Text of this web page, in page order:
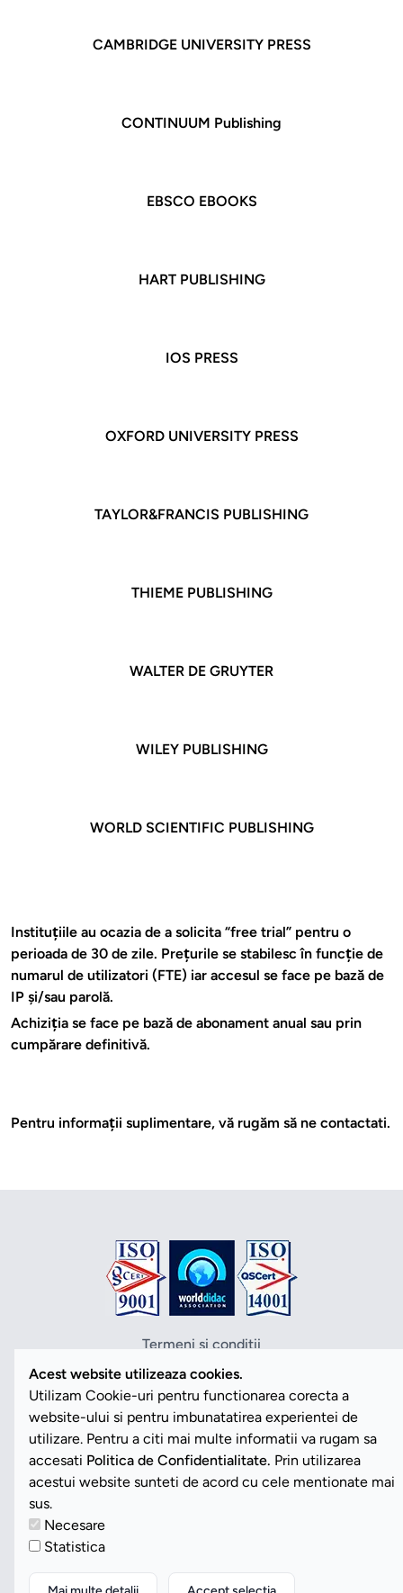
CAMBRIDGEUNIVERSITY PRESS
CONTINUUM Publishing
EBSCO EBOOKS
HART PUBLISHING
IOS PRESS
OXFORDUNIVERSITY PRESS
TAYLOR&FRANCIS PUBLISHING
THIEME PUBLISHING
WALTER DE GRUYTER
WILEY PUBLISHING
WORLD SCIENTIFIC PUBLISHING
Instituţiile au ocazia de a solicita “free trial” pentru o
perioada de 30 de zile. Preţurile se stabilesc în funcţie de
numarul de utilizatori (FTE) iar accesul se face pe bază de
IP şi/sau parolă.
Achiziţia se face pe bază de abonament anual sau prin
cumpărare definitivă.
Pentru informaţii suplimentare, vă rugăm să ne contactati.
Termeni si conditii
Politica de confidentialitate
Politica cookies
ANPC
SOL
SAL
Vezi Cookies
Copyright ©2026 Romdidac SA. Toate drepturile rezervate
Acest website utilizeaza cookies.
Utilizam Cookie-uri pentru functionarea corecta a
website-ului si pentru imbunatatirea experientei de
utilizare. Pentru a citi mai multe informatii va rugam sa
accesati Politica de Confidentialitate. Prin utilizarea
acestui website sunteti de acord cu cele mentionate mai
sus.
Necesare
Statistica